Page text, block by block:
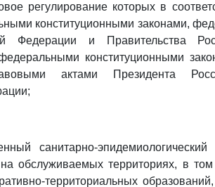
регулирование которых в
конституционными законами,
Федерации и Правительства
конституционными
актами Президента
санитарно-
обслуживаемых территориях, в
территориальных